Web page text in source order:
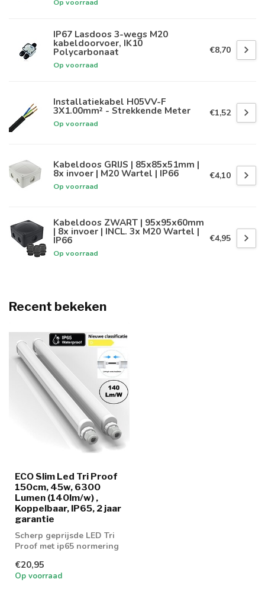
Op voorraad
IP67 Lasdoos 3-wegs M20
kabeldoorvoer, IK10
Polycarbonaat
Op voorraad
€8,70
Installatiekabel H05VV-F
3X1.00mm² - Strekkende Meter
Op voorraad
€1,52
Kabeldoos GRIJS | 85x85x51mm |
8x invoer | M20 Wartel | IP66
Op voorraad
€4,10
Kabeldoos ZWART | 95x95x60mm
| 8x invoer | INCL. 3x M20 Wartel |
IP66
Op voorraad
€4,95
Recent bekeken
ECO Slim Led Tri Proof
150cm, 45w, 6300
Lumen (140lm/w) ,
Koppelbaar, IP65, 2 jaar
garantie
Scherp geprijsde LED Tri
Proof met ip65 normering
€20,95
Op voorraad